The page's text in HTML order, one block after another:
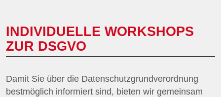
INDIVIDUELLE WORKSHOPS
ZUR DSGVO
Damit Sie über die Datenschutzgrundverordnung
bestmöglich informiert sind, bieten wir gemeinsam